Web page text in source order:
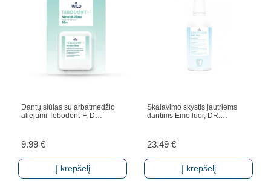
Dantų siūlas su arbatmedžio
aliejumi Tebodont-F, D…
9.99 €
Į krepšelį
Skalavimo skystis jautriems
dantims Emofluor, DR.…
23.49 €
Į krepšelį